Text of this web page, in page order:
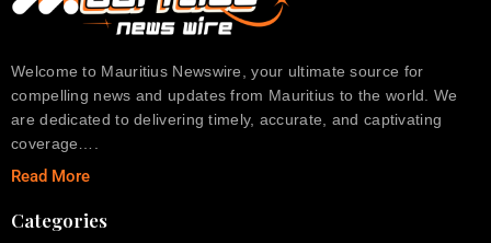
Welcome to Mauritius Newswire, your ultimate source for
compelling news and updates from Mauritius to the world. We
are dedicated to delivering timely, accurate, and captivating
coverage….
Read More
Categories